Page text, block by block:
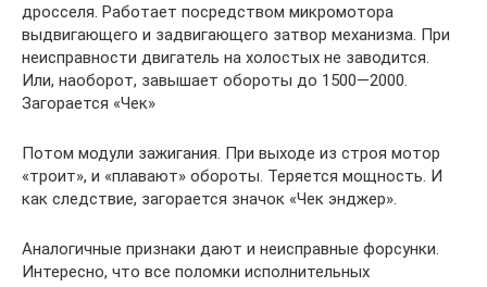
дросселя. Работает посредством микромотора
выдвигающего и задвигающего затвор механизма. При
неисправности двигатель на холостых не заводится.
Или, наоборот, завышает обороты до 1500—2000.
Загорается «Чек»
Потом модули зажигания. При выходе из строя мотор
«троит», и «плавают» обороты. Теряется мощность. И
как следствие, загорается значок «Чек энджер».
Аналогичные признаки дают и неисправные форсунки.
Интересно, что все поломки исполнительных